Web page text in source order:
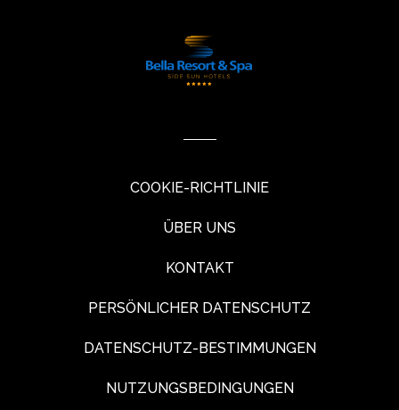
COOKIE-RICHTLINIE
ÜBER UNS
KONTAKT
PERSÖNLICHER DATENSCHUTZ
DATENSCHUTZ-BESTIMMUNGEN
NUTZUNGSBEDINGUNGEN